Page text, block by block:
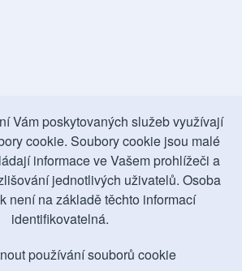
Vám poskytovaných služeb využívají
cookie. Soubory cookie jsou malé
informace ve Vašem prohlížeči a
jednotlivých uživatelů. Osoba
není na základě těchto informací
identifikovatelná.
používání souborů cookie